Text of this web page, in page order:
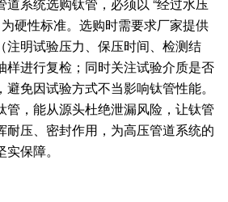
道系统选购钛管，必须以 “经过水压
硬性标准。选购时需要求厂家提供
注明试验压力、保压时间、检测结
样进行复检；同时关注试验介质是否
免因试验方式不当影响钛管性能。
管，能从源头杜绝泄漏风险，让钛管
耐压、密封作用，为高压管道系统的
保障。